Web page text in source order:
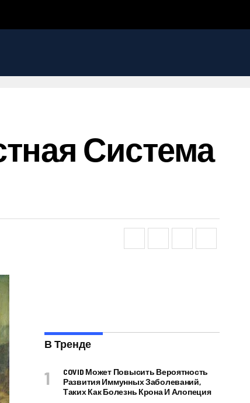
Система
В Тренде
COVID Может Повысить Вероятность
Развития Иммунных Заболеваний,
Таких Как Болезнь Крона И Алопеция